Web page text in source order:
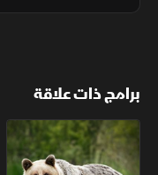
برامج ذات علاقة
الربيع البري